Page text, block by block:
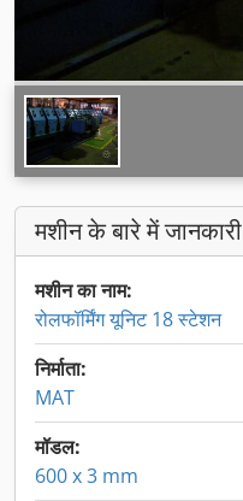
मशीन के बारे में जानकारी
मशीन का नाम:
रोलफॉर्मिंग यूनिट 18 स्टेशन
निर्माता:
MAT
मॉडल:
600 x 3 mm